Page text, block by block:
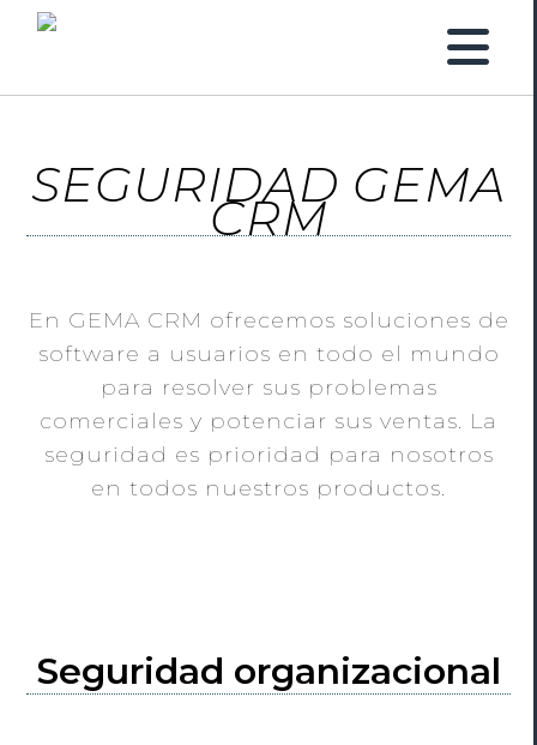
SEGURIDAD GEMA
CRM
En GEMA CRM ofrecemos soluciones de
software a usuarios en todo el mundo
para resolver sus problemas
comerciales y potenciar sus ventas. La
seguridad es prioridad para nosotros
en todos nuestros productos.
Seguridad organizacional